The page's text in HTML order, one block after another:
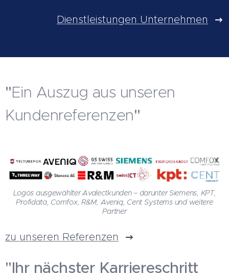
Dienstleistungen Unternehmen
"Ein Auszug aus unseren
Kundenreferenzen"
Logos ausgewählter Avalectkunden – darunter Siemens, KPT,
Profidata, Comfox, R&M, Aveniq, Cent Systems und weitere
Partner
zu unseren Referenzen
"Ihr nächster Karriereschritt